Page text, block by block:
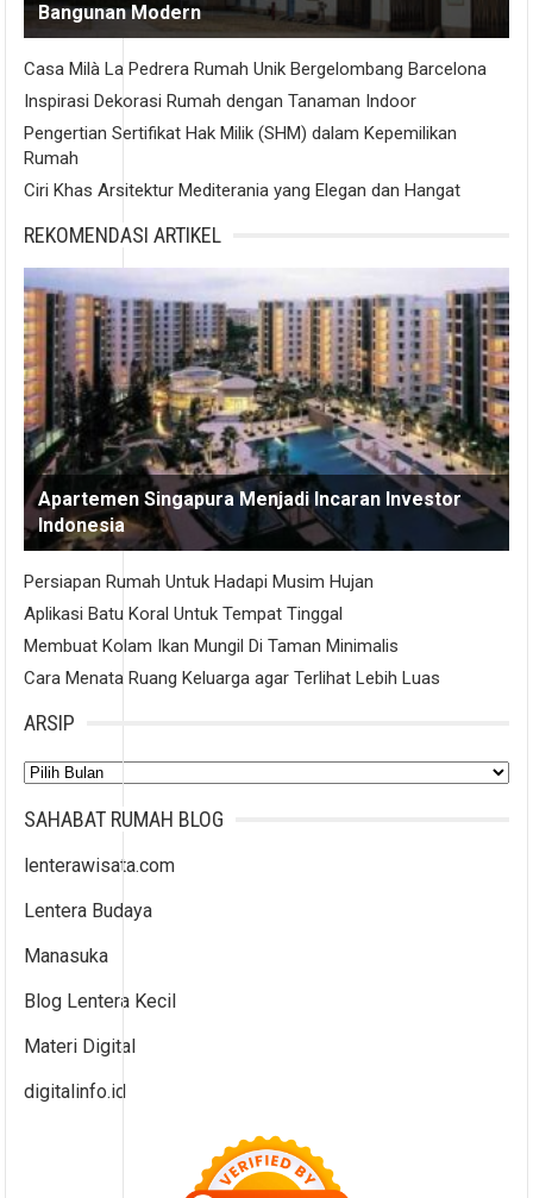
Bangunan Modern
Casa Milà La Pedrera Rumah Unik Bergelombang Barcelona
Inspirasi Dekorasi Rumah dengan Tanaman Indoor
Pengertian Sertifikat Hak Milik (SHM) dalam Kepemilikan
Rumah
Ciri Khas Arsitektur Mediterania yang Elegan dan Hangat
REKOMENDASI ARTIKEL
Apartemen Singapura Menjadi Incaran Investor
Indonesia
Persiapan Rumah Untuk Hadapi Musim Hujan
Aplikasi Batu Koral Untuk Tempat Tinggal
Membuat Kolam Ikan Mungil Di Taman Minimalis
Cara Menata Ruang Keluarga agar Terlihat Lebih Luas
ARSIP
Arsip
SAHABAT RUMAH BLOG
lenterawisata.com
Lentera Budaya
Manasuka
Blog Lentera Kecil
Materi Digital
digitalinfo.id